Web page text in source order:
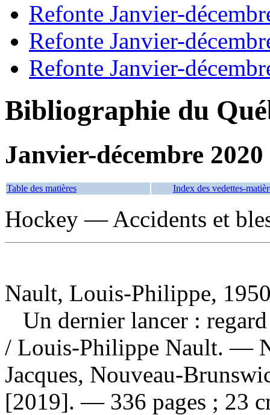
Refonte Janvier-
Refonte Janvier-
Refonte Janvier-
Bibliographie du
Janvier-décembre 2020
Table des matières Index des vedettes-
Hockey — Accidents et
Nault, Louis-Philippe,
Un dernier lancer :
/ Louis-Philippe Nault. —
Jacques, Nouveau-
[2019]. — 336 pages ; 23